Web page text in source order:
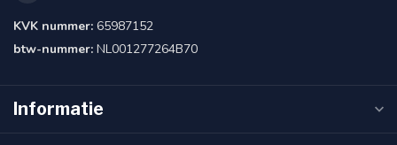
KVK nummer: 65987152
btw-nummer: NL001277264B70
Informatie